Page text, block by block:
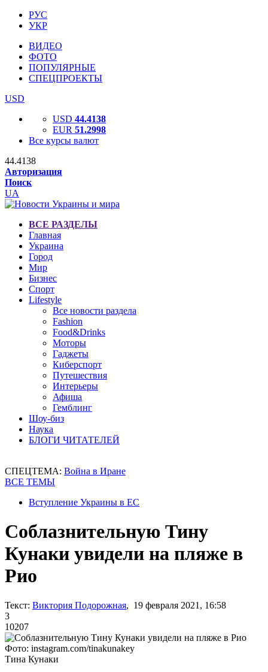
РУС
УКР
ВИДЕО
ФОТО
ПОПУЛЯРНЫЕ
СПЕЦПРОЕКТЫ
USD
USD 44.4138
EUR 51.2998
Все курсы валют
44.4138
Авторизация
Поиск
UA
ВСЕ РАЗДЕЛЫ
Главная
Украина
Город
Мир
Бизнес
Спорт
Lifestyle
Все новости раздела
Fashion
Food&Drinks
Моторы
Гаджеты
Киберспорт
Путешествия
Интерьеры
Афиша
Гемблинг
Шоу-биз
Наука
БЛОГИ ЧИТАТЕЛЕЙ
СПЕЦТЕМА: Война в Иране
ВСЕ ТЕМЫ
Вступление Украины в ЕС
Соблазнительную Тину
Кунаки увидели на пляже в
Рио
Текст: Виктория Подорожная, 19 февраля 2021, 16:58
3
10207
Фото: instagram.com/tinakunakey
Тина Кунаки